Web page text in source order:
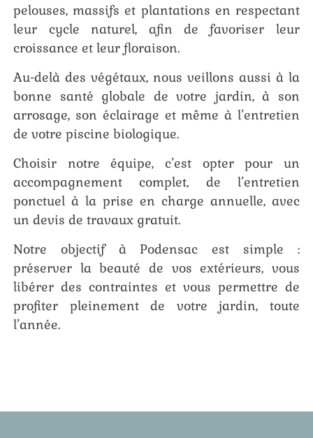
pelouses, massifs et plantations en respectant
leur cycle naturel, afin de favoriser leur
croissance et leur floraison.
Au-delà des végétaux, nous veillons aussi à la
bonne santé globale de votre jardin, à son
arrosage, son éclairage et même à l’entretien
de votre piscine biologique.
Choisir notre équipe, c’est opter pour un
accompagnement complet, de l’entretien
ponctuel à la prise en charge annuelle, avec
un devis de travaux gratuit.
Notre objectif à Podensac est simple :
préserver la beauté de vos extérieurs, vous
libérer des contraintes et vous permettre de
profiter pleinement de votre jardin, toute
l’année.